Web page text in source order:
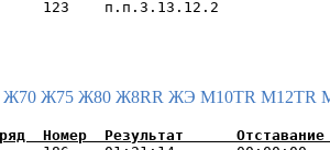
Ж70 Ж75 Ж80 Ж8RR ЖЭ М10TR М12TR